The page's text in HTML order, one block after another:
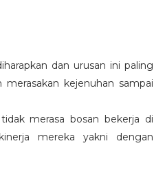
dan urusan ini paling
kejenuhan sampai
merasa bosan bekerja di
mereka yakni dengan